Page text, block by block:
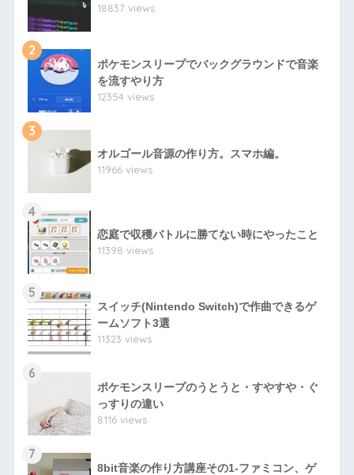
18837 views
2
ポケモンスリープでバックグラウンドで音楽
を流すやり方
12354 views
3
オルゴール音源の作り方。スマホ編。
11966 views
4
恋庭で収穫バトルに勝てない時にやったこと
11398 views
5
スイッチ(Nintendo Switch)で作曲できるゲ
ームソフト3選
11323 views
6
ポケモンスリープのうとうと・すやすや・ぐ
っすりの違い
8116 views
7
8bit音楽の作り方講座その1-ファミコン、ゲ